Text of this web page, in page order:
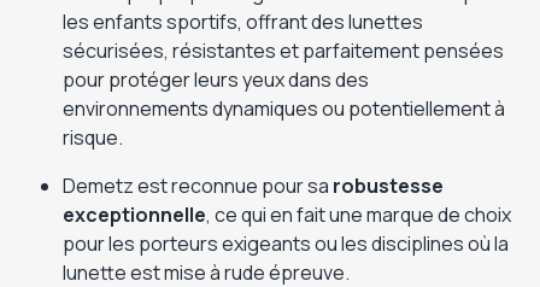
les enfants sportifs, offrant des lunettes
sécurisées, résistantes et parfaitement pensées
pour protéger leurs yeux dans des
environnements dynamiques ou potentiellement à
risque.
Demetz est reconnue pour sa robustesse
exceptionnelle, ce qui en fait une marque de choix
pour les porteurs exigeants ou les disciplines où la
lunette est mise à rude épreuve.